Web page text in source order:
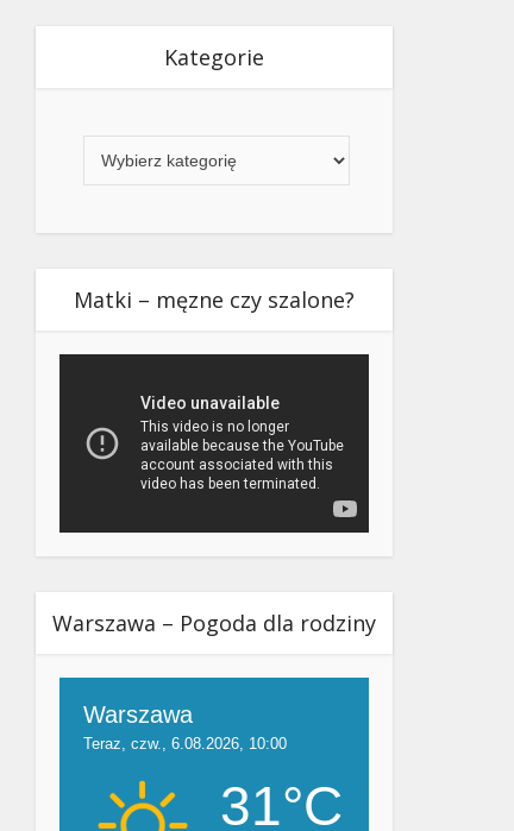
Kategorie
Matki – męzne czy szalone?
Warszawa – Pogoda dla rodziny